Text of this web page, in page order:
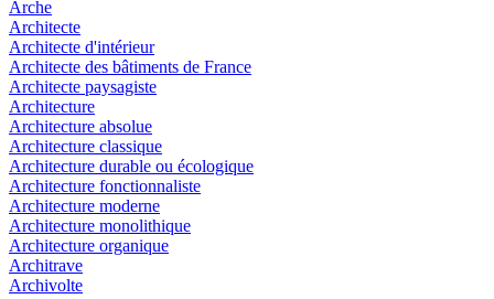
Arche
Architecte
Architecte d'intérieur
Architecte des bâtiments de France
Architecte paysagiste
Architecture
Architecture absolue
Architecture classique
Architecture durable ou écologique
Architecture fonctionnaliste
Architecture moderne
Architecture monolithique
Architecture organique
Architrave
Archivolte